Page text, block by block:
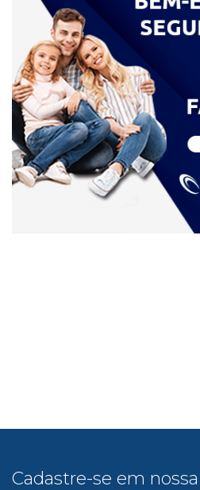
Cadastre-se em